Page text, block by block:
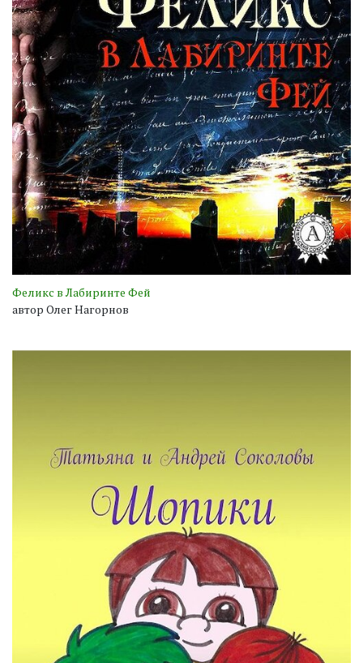
Феликс в Лабиринте Фей
автор Олег Нагорнов